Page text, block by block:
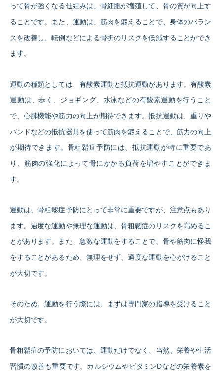
って骨が強くなる仕組みは、骨細胞が増殖して、骨の質が向上す
ることです。また、運動は、筋肉を鍛えることで、身体のバラン
スを改善し、転倒などによる骨折のリスクを低減することができ
ます。
運動の種類としては、有酸素運動と抵抗運動があります。有酸素
運動は、歩く、ジョギング、水泳などの有酸素運動を行うこと
で、心肺機能や筋力の向上が期待できます。抵抗運動は、重りや
バンドなどの抵抗器具を使って筋肉を鍛えることで、筋力の向上
が期待できます。骨粗鬆症予防には、抵抗運動が特に重要であ
り、筋肉の強化によって骨にかかる負荷を増やすことができま
す。
運動は、骨粗鬆症予防にとって非常に重要ですが、注意点もあり
ます。過度な運動や無理な運動は、骨粗鬆症のリスクを高めるこ
とがあります。また、急激な運動をすることで、骨や筋肉に怪我
をすることがあるため、無理をせず、適度な運動を心がけること
が大切です。
そのため、運動を行う際には、まずは専門家の指導を受けること
が大切です。
骨粗鬆症の予防においては、運動だけでなく、当然、栄養や生活
習慣の改善も重要です。カルシウムやビタミンDなどの栄養素を